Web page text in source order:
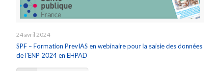
24 avril 2024
SPF – Formation PrevIAS en webinaire pour la saisie des données
de l’ENP 2024 en EHPAD